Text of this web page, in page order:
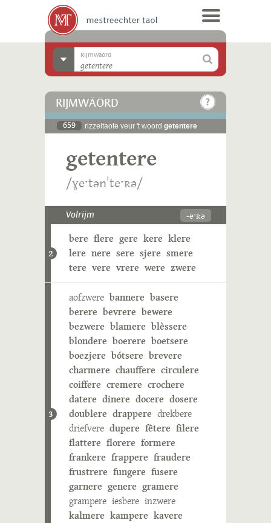
Rijmwäörd
RIJMWÄÖRD
659 rizzeltaote veur 't woord getentere
getentere
/ɣeˑtənˈteˑʀə/
Volrijm -eˑʀə
2
bere flere gere kere klere
lere nere sere sjere smere
tere vere vrere were zwere
3
aofzwere bannere basere
berere bevrere bewere
bezwere blamere blèssere
blondere boerere boetsere
boezjere bótsere brevere
charmere chauffere circulere
coiffere cremere crochere
datere dinere docere dosere
doublere drappere drekbere
driefvere dupere fêtere filere
flattere florere formere
frankere frappere fraudere
frustrere fungere fusere
garnere genere gramere
grampere iesbere inzwere
kalmere kampere kavere